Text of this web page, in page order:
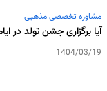
مشاوره تخصصی مذهبی
آیا برگزاری جشن تولد در
1404/03/19